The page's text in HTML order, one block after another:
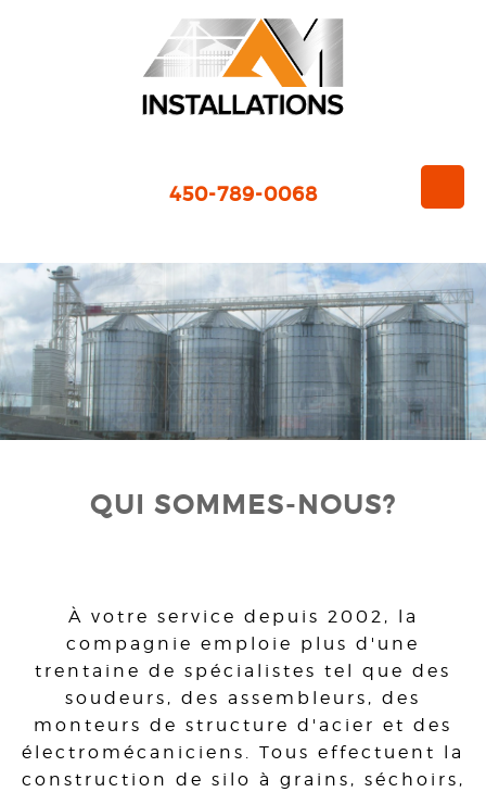
450-789-0068
QUI SOMMES-NOUS?
À votre service depuis 2002, la
compagnie emploie plus d'une
trentaine de spécialistes tel que des
soudeurs, des assembleurs, des
monteurs de structure d'acier et des
électromécaniciens. Tous effectuent la
construction de silo à grains, séchoirs,